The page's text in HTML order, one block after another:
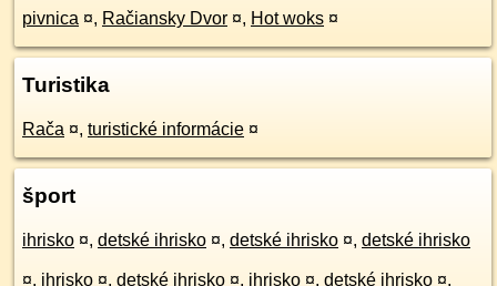
pivnica ¤, Račiansky Dvor ¤, Hot woks ¤
Turistika
Rača ¤, turistické informácie ¤
šport
ihrisko ¤, detské ihrisko ¤, detské ihrisko ¤, detské ihrisko
¤, ihrisko ¤, detské ihrisko ¤, ihrisko ¤, detské ihrisko ¤,